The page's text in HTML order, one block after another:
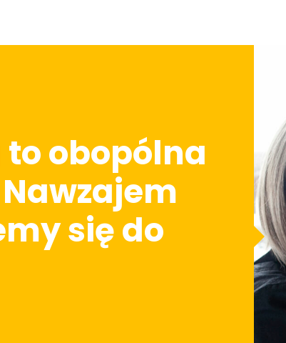
obopólna
się do